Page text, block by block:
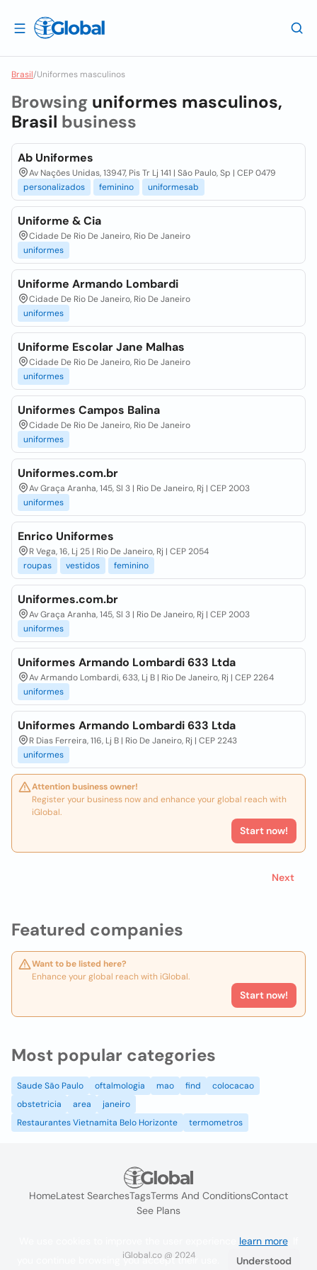
Brasil/Uniformes masculinos
Featured companies
Want to be listed here?
Enhance your global reach with iGlobal.
Start now!
Browsing uniformes masculinos,
Brasil business
Ab Uniformes
Av Nações Unidas, 13947, Pis Tr Lj 141 | São Paulo, Sp | CEP 0479
personalizados
feminino uniformesab
Uniforme & Cia
Cidade De Rio De Janeiro, Rio De Janeiro
uniformes
Uniforme Armando Lombardi
Cidade De Rio De Janeiro, Rio De Janeiro
uniformes
Uniforme Escolar Jane Malhas
Cidade De Rio De Janeiro, Rio De Janeiro
uniformes
Uniformes Campos Balina
Cidade De Rio De Janeiro, Rio De Janeiro
uniformes
Uniformes.com.br
Av Graça Aranha, 145, Sl 3 | Rio De Janeiro, Rj | CEP 2003
uniformes
Enrico Uniformes
R Vega, 16, Lj 25 | Rio De Janeiro, Rj | CEP 2054
roupas
vestidos feminino
Uniformes.com.br
Av Graça Aranha, 145, Sl 3 | Rio De Janeiro, Rj | CEP 2003
uniformes
Uniformes Armando Lombardi 633 Ltda
Av Armando Lombardi, 633, Lj B | Rio De Janeiro, Rj | CEP 2264
uniformes
Uniformes Armando Lombardi 633 Ltda
R Dias Ferreira, 116, Lj B | Rio De Janeiro, Rj | CEP 2243
uniformes
Attention business owner!
Register your business now and enhance your global reach with
iGlobal.
Start now!
Next
Most popular categories
Saude São Paulo oftalmologia mao find
colocacao
obstetricia
area
janeiro
Restaurantes Vietnamita Belo Horizonte
termometros
HomeLatest SearchesTagsTerms And ConditionsContact
See Plans
iGlobal.co @ 2024
learn more. If
you continue browsing you accept their use.
Understood